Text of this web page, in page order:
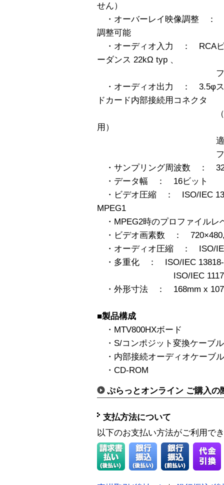
せん）
・オーバーレイ映像調整 ：
調整可能
・オーディオ入力 ： RCAピ
ーダンス 22kΩ typ 、
フルスケール入
・オーディオ出力 ： 3.5φス
ドカード内部接続用コネクタ
（付属のオーデ
用）
適合負荷インピ
フルスケール出
・サンプリング周波数 ：
・データ幅 ： 16ビット
・ビデオ圧縮 ： ISO/IEC
MPEG1
・MPEG2時のプロファイル
・ビデオ画素数 ： 720×480,
・オーディオ圧縮 ： ISO/
・多重化 ： ISO/IEC 13818-
ISO/IEC 11172-1
・外形寸法 ： 168mm x
■製品構成
・MTV800HXボード
・S/コンポジット変換ケーブル
・内部接続オーディオケーブル
・CD-ROM
ぷらっとオンライン ご購入の
支払方法について
以下のお支払い方法がご利用で